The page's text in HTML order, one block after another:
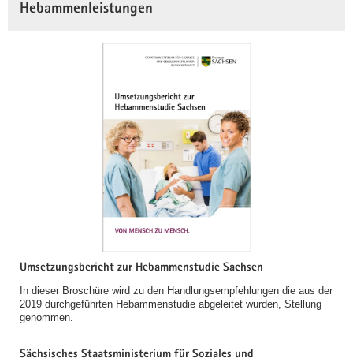
Hebammenleistungen
Umsetzungsbericht zur Hebammenstudie Sachsen
In dieser Broschüre wird zu den Handlungsempfehlungen die aus der
2019 durchgeführten Hebammenstudie abgeleitet wurden, Stellung
genommen.
Sächsisches Staatsministerium für Soziales und